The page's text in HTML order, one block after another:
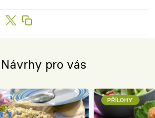
Návrhy pro vás
PŘÍLOHY